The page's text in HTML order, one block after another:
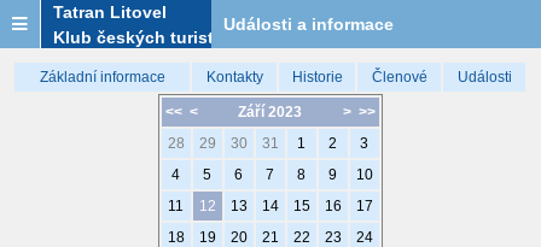
Tatran Litovel
Klub českých turistů
Události a informace
Základní informace Kontakty Historie Členové Události
<< < > >>
Září 2023
28
29 30 31 1 2
3
4
5 6 7 8 9
10
11
12 13 14 15 16
17
18
19 20 21 22 23
24